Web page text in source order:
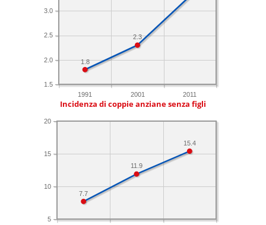
1991 2001 2011
1.5
2.0
2.5
3.0
2.3
1.8
Incidenza di coppie anziane senza figli
5
10
15
20
15.4
11.9
7.7